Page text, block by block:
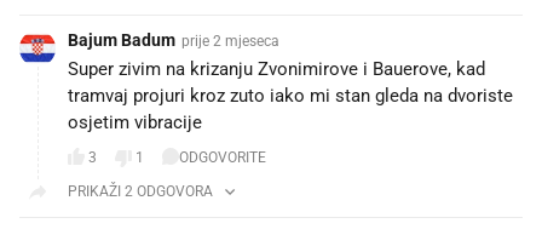
Bajum Badum prije 2 mjeseca
Super zivim na krizanju Zvonimirove i Bauerove, kad
tramvaj projuri kroz zuto iako mi stan gleda na dvoriste
osjetim vibracije
3 1
ODGOVORITE
PRIKAŽI 2 ODGOVORA